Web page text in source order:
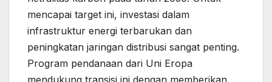
mencapai target ini, investasi dalam
infrastruktur energi terbarukan dan
peningkatan jaringan distribusi sangat penting.
Program pendanaan dari Uni Eropa